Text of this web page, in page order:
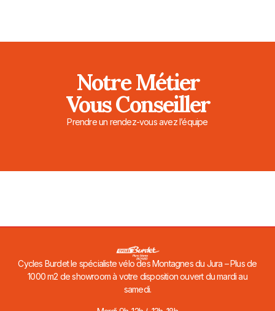
Notre Métier
Vous Conseiller
Prendre un rendez-vous avez l’équipe
Cycles Burdet le spécialiste vélo des Montagnes du Jura – Plus de
1000 m2 de showroom à votre disposition ouvert du mardi au
samedi.